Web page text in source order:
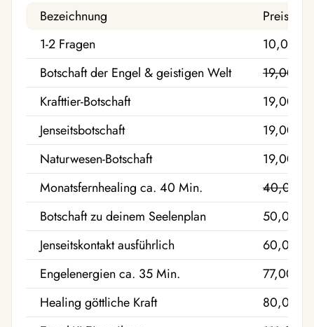
Bezeichnung
Preis
1-2 Fragen
10,00 €
Botschaft der Engel & geistigen Welt
19,00 €
Krafttier-Botschaft
19,00 €
Jenseitsbotschaft
19,00 €
Naturwesen-Botschaft
19,00 €
Monatsfernhealing ca. 40 Min.
40,00 €
Botschaft zu deinem Seelenplan
50,00 €
Jenseitskontakt ausführlich
60,00 €
Engelenergien ca. 35 Min.
77,00 €
Healing göttliche Kraft
80,00 €